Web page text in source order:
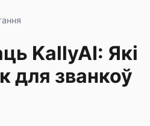
KallyAI: Які
для званкоў